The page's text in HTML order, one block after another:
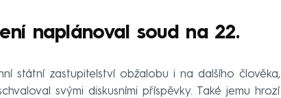
naplánoval soud na 22.
státní zastupitelství obžalobu i na dalšího člověka,
svými diskusními příspěvky. Také jemu hrozí